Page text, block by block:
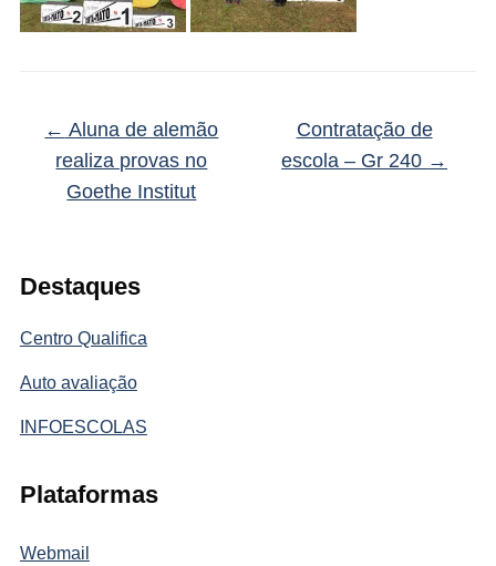
Destaques
Centro Qualifica
Auto avaliação
INFOESCOLAS
Plataformas
Webmail
← Aluna de alemão
realiza provas no
Goethe Institut
Contratação de
escola – Gr 240 →